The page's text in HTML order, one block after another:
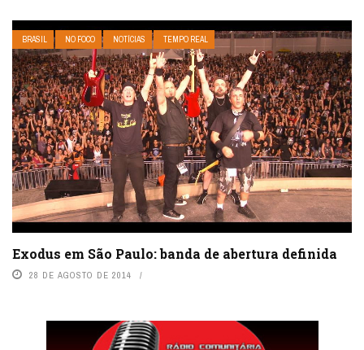
BRASIL NO FOCO NOTÍCIAS TEMPO REAL
Exodus em São Paulo: banda de abertura definida
28 DE AGOSTO DE 2014